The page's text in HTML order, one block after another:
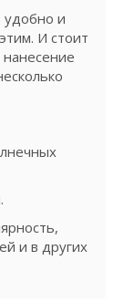
удобно и
И стоит
нанесение
и в других